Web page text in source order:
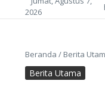
2026
Batam Ajak
Beranda / Berita
Berita Utama